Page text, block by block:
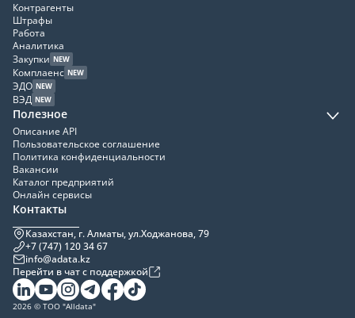
Контрагенты
Штрафы
Работа
Аналитика
Закупки NEW
Комплаенс NEW
ЭДО NEW
ВЭД NEW
Полезное
Описание API
Пользовательское соглашение
Политика конфиденциальности
Вакансии
Каталог предприятий
Онлайн сервисы
Контакты
Казахстан, г. Алматы, ул.Ходжанова, 79
+7 (747) 120 34 67
info@adata.kz
Перейти в чат с поддержкой
2026 © ТОО "Alldata"